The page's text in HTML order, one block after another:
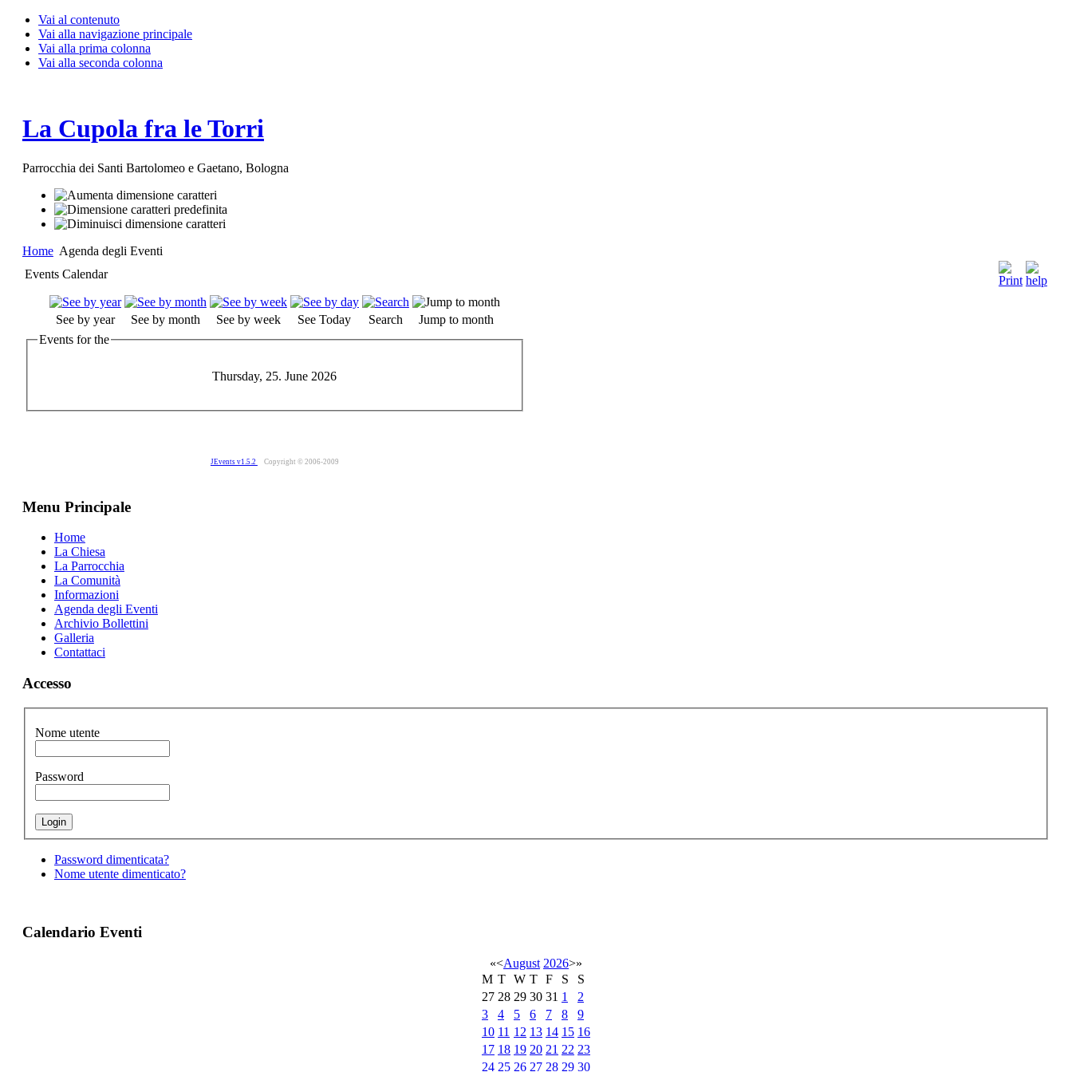
Vai al contenuto
Vai alla navigazione principale
Vai alla prima colonna
Vai alla seconda colonna
La Cupola fra le Torri
Parrocchia dei Santi Bartolomeo e Gaetano, Bologna
Home Agenda degli Eventi
Events Calendar
See by year See by month See by week See Today Search
Jump to month
Events for the
Thursday, 25. June 2026
JEvents v1.5.2 Copyright © 2006-2009
Menu Principale
Home
La Chiesa
La Parrocchia
La Comunità
Informazioni
Agenda degli Eventi
Archivio Bollettini
Galleria
Contattaci
Accesso
Nome utente
Password
Password dimenticata?
Nome utente dimenticato?
Calendario Eventi
«<August 2026>»
M T W T F S
S
27 28 29 30 31 1
2
3
4 5 6 7 8
9
10 11 12 13 14 15 16
17 18 19 20 21 22 23
24 25 26 27 28 29 30